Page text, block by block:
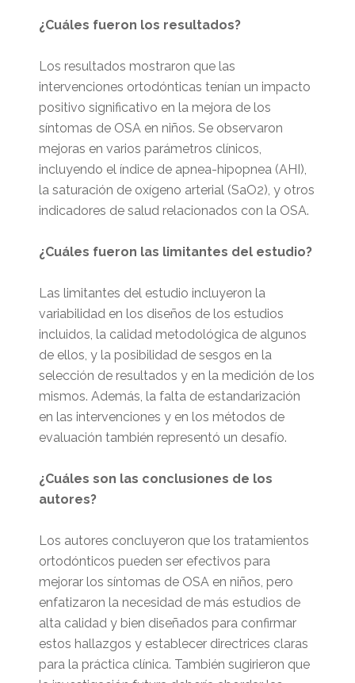
¿Cuáles fueron los resultados?
Los resultados mostraron que las
intervenciones ortodónticas tenían un impacto
positivo significativo en la mejora de los
síntomas de OSA en niños. Se observaron
mejoras en varios parámetros clínicos,
incluyendo el índice de apnea-hipopnea (AHI),
la saturación de oxígeno arterial (SaO2), y otros
indicadores de salud relacionados con la OSA.
¿Cuáles fueron las limitantes del estudio?
Las limitantes del estudio incluyeron la
variabilidad en los diseños de los estudios
incluidos, la calidad metodológica de algunos
de ellos, y la posibilidad de sesgos en la
selección de resultados y en la medición de los
mismos. Además, la falta de estandarización
en las intervenciones y en los métodos de
evaluación también representó un desafío.
¿Cuáles son las conclusiones de los
autores?
Los autores concluyeron que los tratamientos
ortodónticos pueden ser efectivos para
mejorar los síntomas de OSA en niños, pero
enfatizaron la necesidad de más estudios de
alta calidad y bien diseñados para confirmar
estos hallazgos y establecer directrices claras
para la práctica clínica. También sugirieron que